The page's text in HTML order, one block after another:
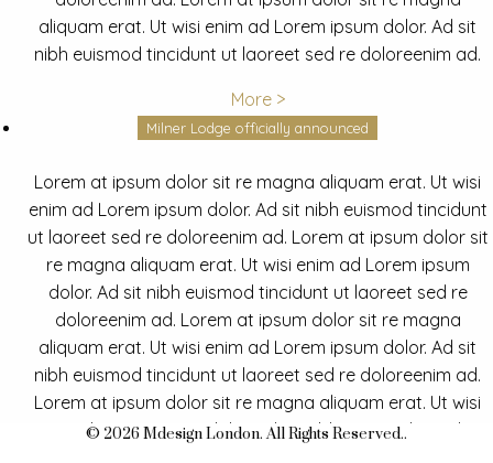
aliquam erat. Ut wisi enim ad Lorem ipsum dolor. Ad sit
nibh euismod tincidunt ut laoreet sed re doloreenim ad.
More >
Milner Lodge officially announced
Lorem at ipsum dolor sit re magna aliquam erat. Ut wisi
enim ad Lorem ipsum dolor. Ad sit nibh euismod tincidunt
ut laoreet sed re doloreenim ad. Lorem at ipsum dolor sit
re magna aliquam erat. Ut wisi enim ad Lorem ipsum
dolor. Ad sit nibh euismod tincidunt ut laoreet sed re
doloreenim ad. Lorem at ipsum dolor sit re magna
aliquam erat. Ut wisi enim ad Lorem ipsum dolor. Ad sit
nibh euismod tincidunt ut laoreet sed re doloreenim ad.
Lorem at ipsum dolor sit re magna aliquam erat. Ut wisi
enim ad Lorem ipsum dolor. Ad sit nibh euismod tincidunt
© 2026 Mdesign London. All Rights Reserved..